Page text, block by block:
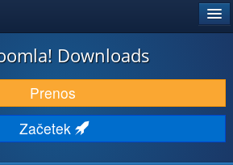
Downloads
Prenos
Začetek